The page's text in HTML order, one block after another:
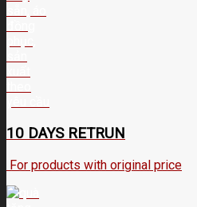
10 DAYS RETRUN
For products with original price